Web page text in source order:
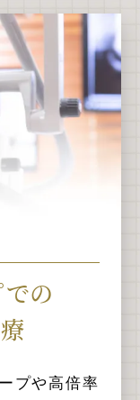
の
プや高倍率